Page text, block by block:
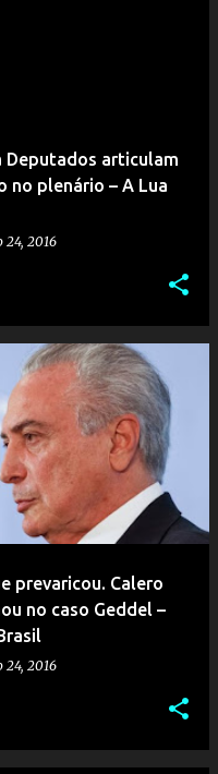
Deputados articulam
no plenário – A Lua
24, 2016
prevaricou. Calero
no caso Geddel –
24, 2016